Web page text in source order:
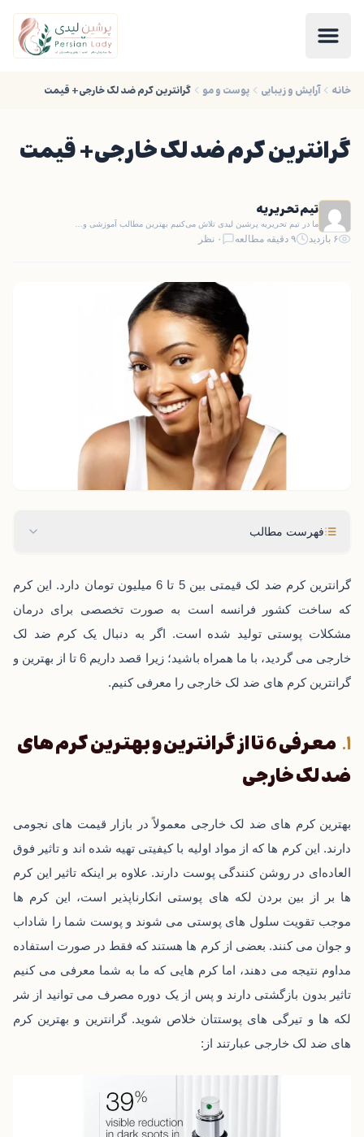
خانه آرایش و زیبایی پوست و مو گرانترین کرم ضد لک خارجی+ قیمت
گرانترین کرم ضد لک خارجی+ قیمت
تیم تحریریه
ما در تیم تحریریه پرشین لیدی تلاش می‌کنیم بهترین مطالب آموزشی و…
۶ بازدید ۹ دقیقه مطالعه ۰ نظر
فهرست مطالب
گرانترین کرم ضد لک قیمتی بین 5 تا 6 میلیون تومان دارد. این کرم
که ساخت کشور فرانسه است به صورت تخصصی برای درمان
مشکلات پوستی تولید شده است. اگر به دنبال یک کرم ضد لک
خارجی می ‌گردید، با ما همراه باشید؛ زیرا قصد داریم 6 تا از بهترین و
گرانترین کرم‌ های ضد لک خارجی را معرفی کنیم.
معرفی 6 تا از گرانترین و بهترین کرم‌ های
ضد لک خارجی
بهترینکرم ‌های ضد لک خارجی معمولاً در بازار قیمت ‌های نجومی
دارند. این کرم ‌ها که از مواد اولیه با کیفیتی تهیه شده‌ اند و تاثیر فوق
العاده‌ای در روشن کنندگی پوست دارند. علاوه بر اینکه تاثیر این کرم
‌ها بر از بین بردن لکه ‌های پوستی انکارناپذیر است، این کرم ‌ها
موجب تقویت سلول‌ های پوستی می ‌شوند و پوست شما را شاداب
و جوان می ‌کنند. بعضی از کرم ‌ها هستند که فقط در صورت استفاده
مداوم نتیجه می ‌دهند، اما کرم‌ هایی که ما به شما معرفی می‌ کنیم
تاثیر بدون بازگشتی دارند و پس از یک دوره مصرف می ‌توانید از شر
لکه‌ ها و تیرگی ‌های پوستتان خلاص شوید. گرانترین و بهترین کرم‌
های ضد لک خارجی عبارتند از: